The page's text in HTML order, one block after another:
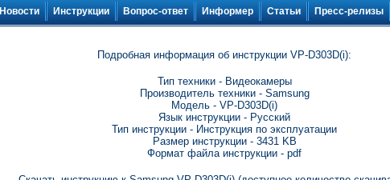
Новости Инструкции Вопрос-ответ Информер Статьи Пресс-релизы
Подробная информация об инструкции VP-D303D(i):
Тип техники - Видеокамеры
Производитель техники - Samsung
Модель - VP-D303D(i)
Язык инструкции - Русский
Тип инструкции - Инструкция по эксплуатации
Размер инструкции - 3431 KB
Формат файла инструкции - pdf